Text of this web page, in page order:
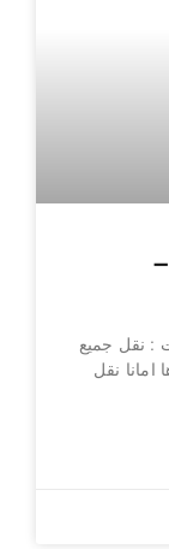
: نقل جميع
امانا نقل